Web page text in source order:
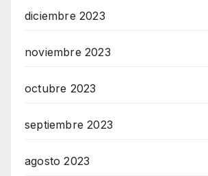
diciembre 2023
noviembre 2023
octubre 2023
septiembre 2023
agosto 2023